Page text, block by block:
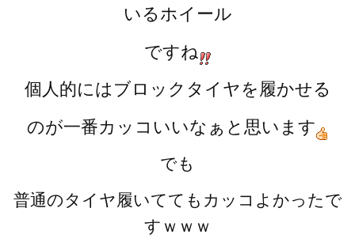
いるホイール
ですね
個人的にはブロックタイヤを履かせる
のが一番カッコいいなぁと思います
でも
普通のタイヤ履いててもカッコよかったで
すｗｗｗ